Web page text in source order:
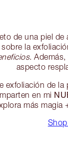
de una piel
la
.
aspecto
exfoliación de
en mi
más magia